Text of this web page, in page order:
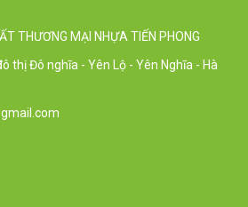
THƯƠNG MẠI NHỰA TIẾN PHONG
thị Đô nghĩa - Yên Lộ - Yên Nghĩa - Hà